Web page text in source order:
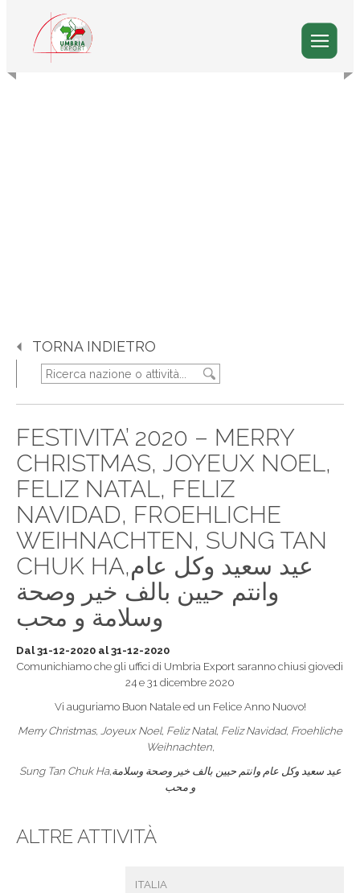
TORNA INDIETRO
FESTIVITA’ 2020 – MERRY
CHRISTMAS, JOYEUX NOEL,
FELIZ NATAL, FELIZ
NAVIDAD, FROEHLICHE
WEIHNACHTEN, SUNG TAN
CHUK HA,عيد سعيد وكل عام
وانتم حيين بالف خير وصحة
وسلامة و محب
Dal 31-12-2020 al 31-12-2020
Comunichiamo che gli uffici di Umbria Export saranno chiusi giovedì
24 e 31 dicembre 2020
Vi auguriamo Buon Natale ed un Felice Anno Nuovo!
Merry Christmas, Joyeux Noel, Feliz Natal, Feliz Navidad, Froehliche
Weihnachten,
Sung Tan Chuk Ha,عيد سعيد وكل عام وانتم حيين بالف خير وصحة وسلامة
و محب
ALTRE ATTIVITÀ
ITALIA